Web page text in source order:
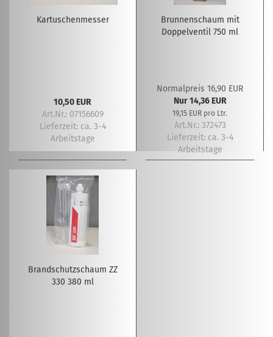
Kartuschenmesser
10,50 EUR
Art.Nr.: 07156609
Lieferzeit: ca. 3-4
Arbeitstage
Brunnenschaum mit
Doppelventil 750 ml
Normalpreis 16,90 EUR
Nur 14,36 EUR
19,15 EUR pro Ltr.
Art.Nr.: 372473
Lieferzeit: ca. 3-4
Arbeitstage
Brandschutzschaum ZZ
330 380 ml